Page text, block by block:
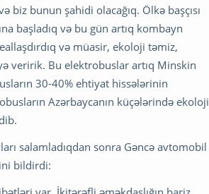
biz bunun şahidi olacağıq. Ölkə başçısı
başladıq və bu gün artıq kombayn
və müasir, ekoloji təmiz,
veririk. Bu elektrobuslar artıq Minskin
30-40% ehtiyat hissələrinin
Azərbaycanın küçələrində ekoloji
salamladıqdan sonra Gəncə avtomobil
bildirdi: